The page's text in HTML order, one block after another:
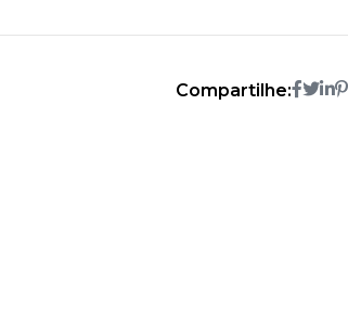
Compartilhe: